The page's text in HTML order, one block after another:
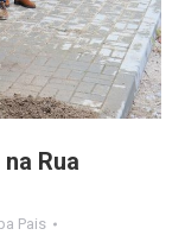
Rua
Pais